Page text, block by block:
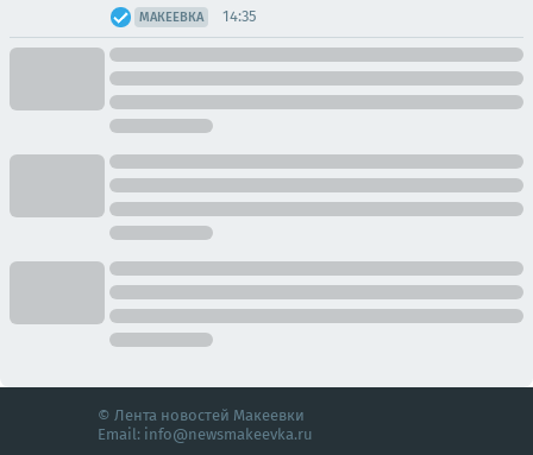
МАКЕЕВКА 14:35
© Лента новостей Макеевки
Email: info@newsmakeevka.ru